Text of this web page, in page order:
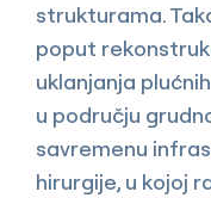
strukturama.
poput
uklanjanja
u području
savremenu
hirurgije, u kojoj